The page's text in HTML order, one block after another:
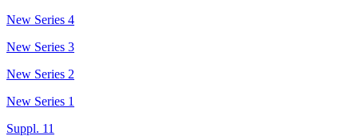
New Series 4
New Series 3
New Series 2
New Series 1
Suppl. 11